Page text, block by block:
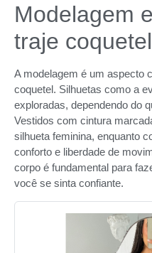
Modelagem
traje coquetel
A modelagem é um aspecto
coquetel. Silhuetas como a
exploradas, dependendo do
Vestidos com cintura
silhueta feminina, enquanto
conforto e liberdade de
corpo é fundamental para
você se sinta confiante.